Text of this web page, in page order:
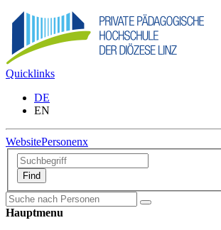
Quicklinks
DE
EN
WebsitePersonenx
Hauptmenu